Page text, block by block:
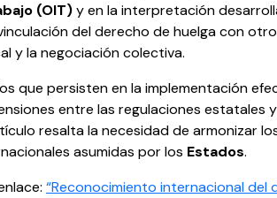
(OIT)y en la interpretación
del derecho de huelga con
y la negociación colectiva.
que persisten en la implementación
entre las regulaciones estatales
resalta la necesidad de armonizar
asumidas por los Estados.
“Reconocimiento internacional del